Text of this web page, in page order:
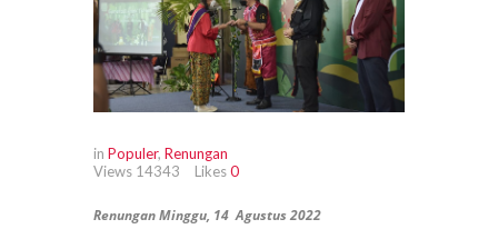
in Populer, Renungan
Views 14343 Likes0
Renungan Minggu, 14 Agustus 2022